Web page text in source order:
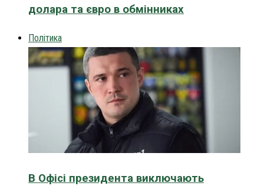
долара та євро в обмінниках
Політика
В Офісі президента виключають